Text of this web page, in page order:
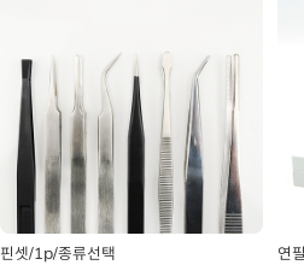
핀셋/1p/종류선택 연